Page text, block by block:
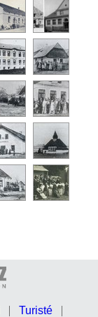
Turisté